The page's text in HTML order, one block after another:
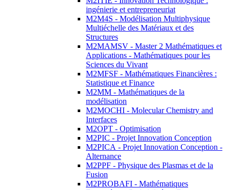
ingénierie et entrepreneuriat
M2M4S - Modélisation Multiphysique
Multiéchelle des Matériaux et des
Structures
M2MAMSV - Master 2 Mathématiques et
Applications - Mathématiques pour les
Sciences du Vivant
M2MFSF - Mathématiques Financières :
Statistique et Finance
M2MM - Mathématiques de la
modélisation
M2MOCHI - Molecular Chemistry and
Interfaces
M2OPT - Optimisation
M2PIC - Projet Innovation Conception
M2PICA - Projet Innovation Conception -
Alternance
M2PPF - Physique des Plasmas et de la
Fusion
M2PROBAFI - Mathématiques